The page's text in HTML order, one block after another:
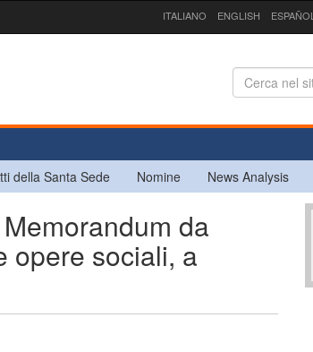
ITALIANO ENGLISH ESPAÑOL
della Santa Sede Nomine News Analysis
da
opere sociali, a